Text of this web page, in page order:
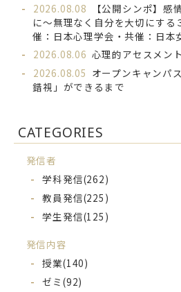
2026.08.08
【公開シンポ】感
に～無理なく自分を大切にする
催：日本心理学会・共催：日本
2026.08.06 心理的アセスメン
2026.08.05 オープンキャンパ
錯視」ができるまで
CATEGORIES
発信者
学科発信(262)
教員発信(225)
学生発信(125)
発信内容
授業(140)
ゼミ(92)